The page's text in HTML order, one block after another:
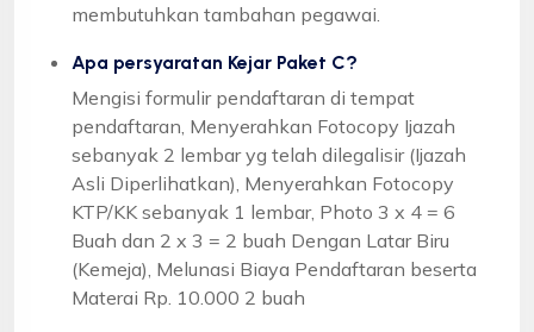
membutuhkan tambahan pegawai.
Apa persyaratan Kejar Paket C?
Mengisi formulir pendaftaran di tempat
pendaftaran, Menyerahkan Fotocopy Ijazah
sebanyak 2 lembar yg telah dilegalisir (Ijazah
Asli Diperlihatkan), Menyerahkan Fotocopy
KTP/KK sebanyak 1 lembar, Photo 3 x 4 = 6
Buah dan 2 x 3 = 2 buah Dengan Latar Biru
(Kemeja), Melunasi Biaya Pendaftaran beserta
Materai Rp. 10.000 2 buah